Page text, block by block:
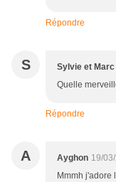
Répondre
S Sylvie et Marc
Quelle
Répondre
A Ayghon 19/
Mmmh j'adore